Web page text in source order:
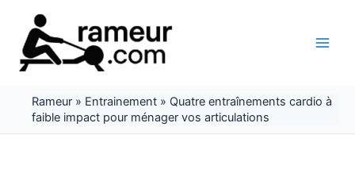
contenu
Rameur » Entrainement » Quatre entraînements cardio à
faible impact pour ménager vos articulations